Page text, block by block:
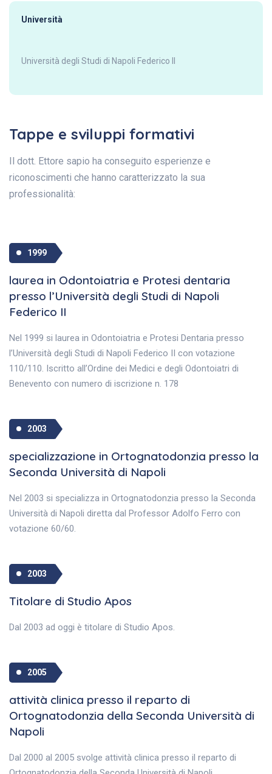
Università
Università degli Studi di Napoli Federico II
Tappe e sviluppi formativi
Il dott. Ettore sapio ha conseguito esperienze e
riconoscimenti che hanno caratterizzato la sua
professionalità:
1999
laurea in Odontoiatria e Protesi dentaria
presso l’Università degli Studi di Napoli
Federico II
Nel 1999 si laurea in Odontoiatria e Protesi Dentaria presso
l’Università degli Studi di Napoli Federico II con votazione
110/110. Iscritto all’Ordine dei Medici e degli Odontoiatri di
Benevento con numero di iscrizione n. 178
2003
specializzazione in Ortognatodonzia presso la
Seconda Università di Napoli
Nel 2003 si specializza in Ortognatodonzia presso la Seconda
Università di Napoli diretta dal Professor Adolfo Ferro con
votazione 60/60.
2003
Titolare di Studio Apos
Dal 2003 ad oggi è titolare di Studio Apos.
2005
attività clinica presso il reparto di
Ortognatodonzia della Seconda Università di
Napoli
Dal 2000 al 2005 svolge attività clinica presso il reparto di